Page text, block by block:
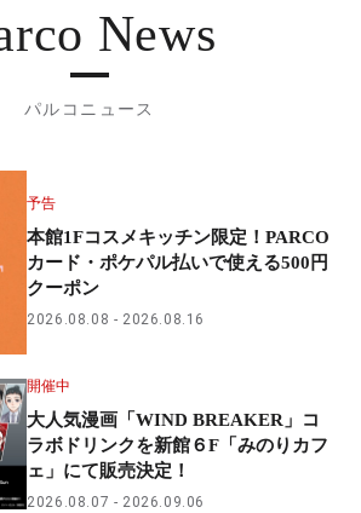
News
パルコニュース
予告
本館1Fコスメキッチン限定！PARCO
カード・ポケパル払いで使える500円
クーポン
2026.08.08 2026.08.16
開催中
大人気漫画「WIND BREAKER」コ
ラボドリンクを新館６F「みのりカフ
ェ」にて販売決定！
2026.08.07 2026.09.06